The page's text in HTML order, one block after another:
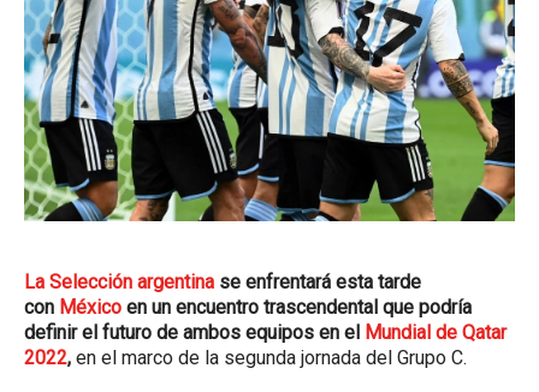
La Selección argentina se enfrentará esta tarde
con México en un encuentro trascendental que podría
definir el futuro de ambos equipos en el Mundial de Qatar
2022, en el marco de la segunda jornada del Grupo C.